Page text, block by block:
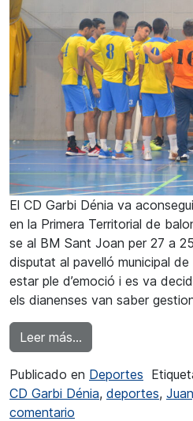
El CD Garbi Dénia va
en la Primera Territorial de
se al BM Sant Joan per 27 a
disputat al pavelló municipal de
estar ple d’emoció i es va
els dianenses van saber
Leer más…
Publicado en Deportes
CD Garbi Dénia, deportes,
comentario